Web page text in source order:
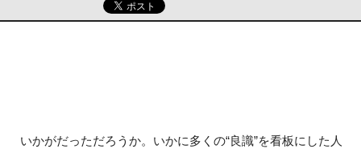
いかがだっただろうか。いかに多くの“良識”を看板にした人